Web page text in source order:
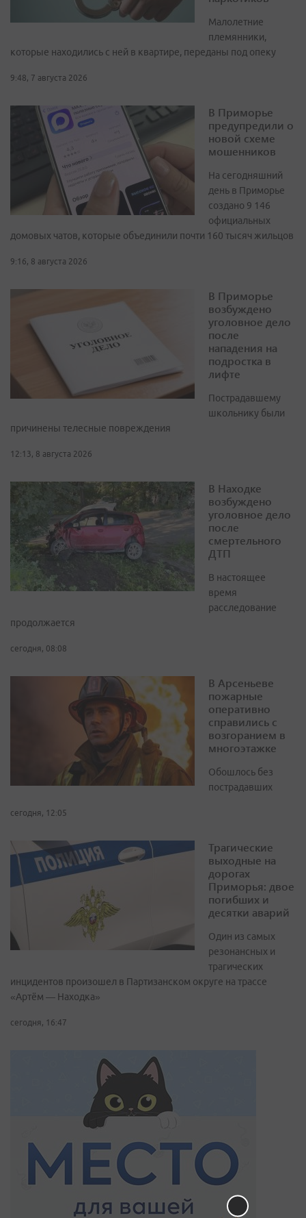
Малолетние
племянники,
которые находились с ней в квартире, переданы под опеку
9:48, 7 августа 2026
В Приморье
предупредили о
новой схеме
мошенников
На сегодняшний
день в Приморье
создано 9 146
официальных
домовых чатов, которые объединили почти 160 тысяч жильцов
9:16, 8 августа 2026
В Приморье
возбуждено
уголовное дело
после
нападения на
подростка в
лифте
Пострадавшему
школьнику были
причинены телесные повреждения
12:13, 8 августа 2026
В Находке
возбуждено
уголовное дело
после
смертельного
ДТП
В настоящее
время
расследование
продолжается
сегодня, 08:08
В Арсеньеве
пожарные
оперативно
справились с
возгоранием в
многоэтажке
Обошлось без
пострадавших
сегодня, 12:05
Трагические
выходные на
дорогах
Приморья: двое
погибших и
десятки аварий
Один из самых
резонансных и
трагических
инцидентов произошел в Партизанском округе на трассе
«Артём — Находка»
сегодня, 16:47